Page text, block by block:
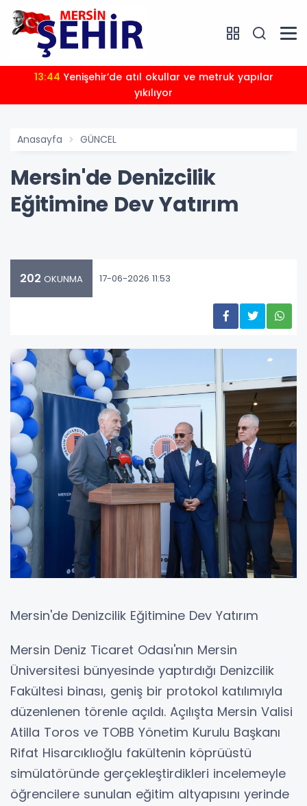
13:44
yıkılıyor
Anasayfa GÜNCEL
Mersin'de Denizcilik
Eğitimine Dev Yatırım
202 OKUNMA 17-06-2026 11:53
Mersin'de Denizcilik Eğitimine Dev Yatırım
Mersin Deniz Ticaret Odası'nın Mersin
Üniversitesi bünyesinde yaptırdığı Denizcilik
Fakültesi binası, geniş bir protokol katılımıyla
düzenlenen törenle açıldı. Açılışta Mersin Valisi
Atilla Toros ve TOBB Yönetim Kurulu Başkanı
Rifat Hisarcıklıoğlu fakültenin köprüüstü
simülatöründe gerçekleştirdikleri incelemeyle
öğrencilere sunulan eğitim altyapısını yerinde